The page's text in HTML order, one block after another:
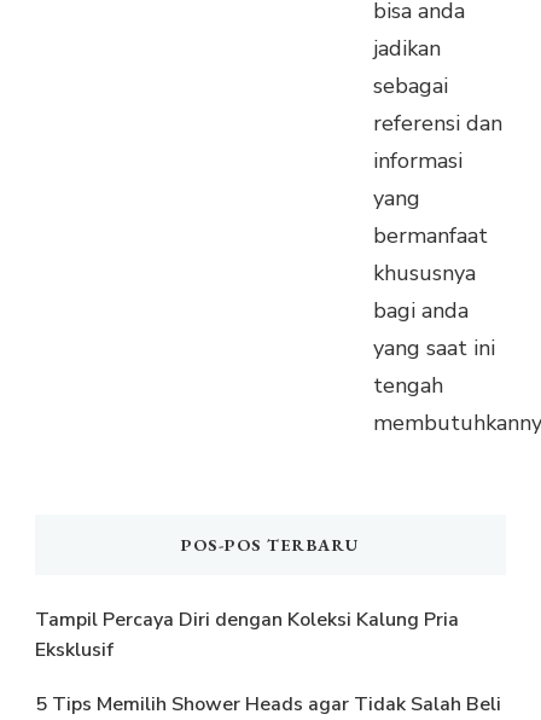
POS-POS TERBARU
Tampil Percaya Diri dengan Koleksi Kalung Pria
Eksklusif
5 Tips Memilih Shower Heads agar Tidak Salah Beli